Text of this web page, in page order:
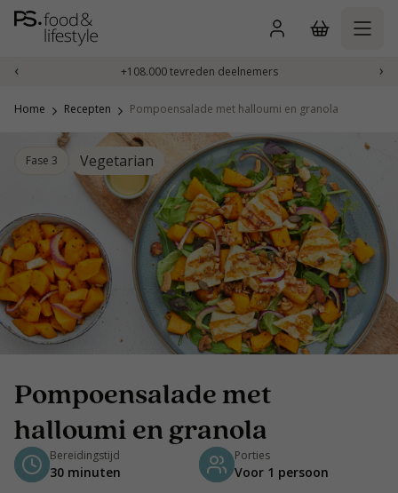
Naar
inhoud
‹ +108.000 tevreden deelnemers ›
Home Recepten Pompoensalade met halloumi en granola
Fase 3 Vegetarian
Pompoensalade met
halloumi en granola
Bereidingstijd
30 minuten
Porties
Voor 1 persoon